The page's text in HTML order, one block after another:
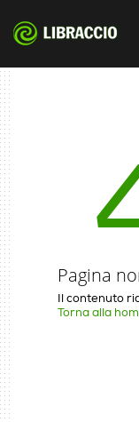
Pagina
Il contenuto
Torna alla